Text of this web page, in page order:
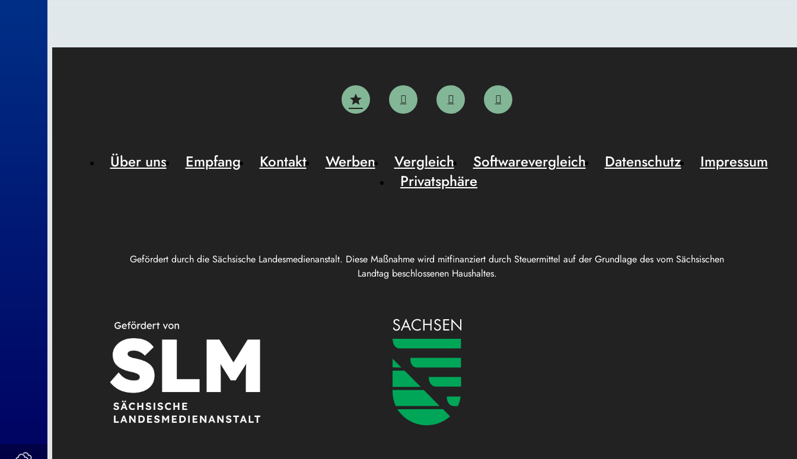
Gefördert durch die Sächsische Landesmedienanstalt. Diese Maßnahme wird mitfinanziert durch Steuermittel auf der Grundlage des vom Sächsischen
Landtag beschlossenen Haushaltes.
Über uns Empfang Kontakt Werben Vergleich Softwarevergleich Datenschutz
Impressum
Privatsphäre